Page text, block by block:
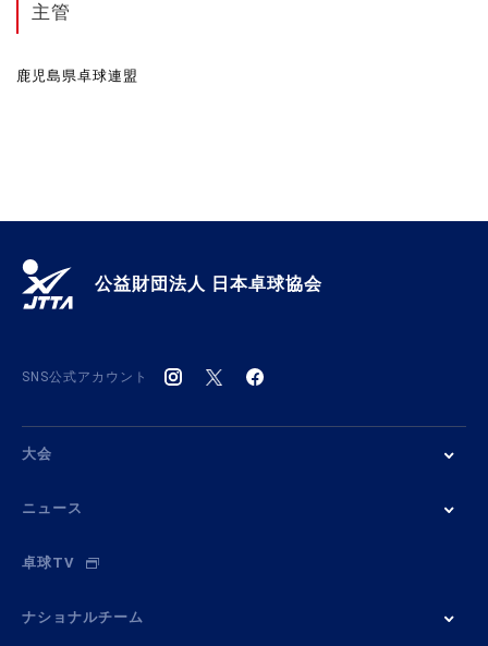
主管
鹿児島県卓球連盟
公益財団法人 日本卓球協会
SNS公式アカウント
大会
ニュース
卓球TV
ナショナルチーム